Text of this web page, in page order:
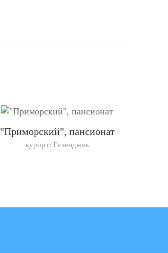
"Приморский", пансионат
курорт: Геленджик